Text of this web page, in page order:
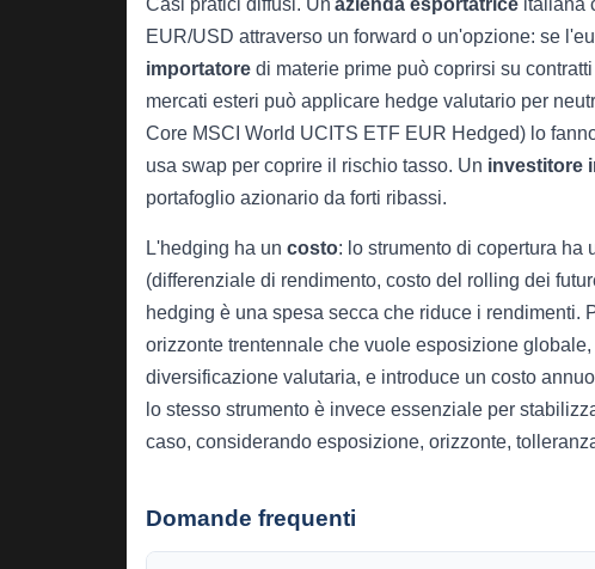
EUR/USD attraverso un forward o un'opzione: se
importatore di materie prime può coprirsi su
mercati esteri può applicare hedge valutario per
Core MSCI World UCITS ETF EUR Hedged) lo
usa swap per coprire il rischio tasso. Un investitore
portafoglio azionario da forti ribassi.
L'hedging ha un costo: lo strumento di copertura
(differenziale di rendimento, costo del rolling dei
hedging è una spesa secca che riduce i rendimenti.
orizzonte trentennale che vuole esposizione
diversificazione valutaria, e introduce un costo
lo stesso strumento è invece essenziale per
caso, considerando esposizione, orizzonte,
Domande frequenti